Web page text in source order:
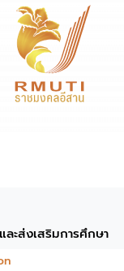
ะส่งเสริมการศึกษา